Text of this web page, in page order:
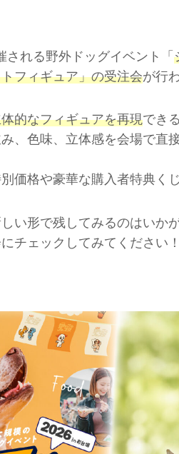
される野外ドッグイベント「
フィギュア」の受注会が行
的なフィギュアを再現でき
、色味、立体感を会場で直
価格や豪華な購入者特典く
い形で残してみるのはいか
チェックしてみてください！